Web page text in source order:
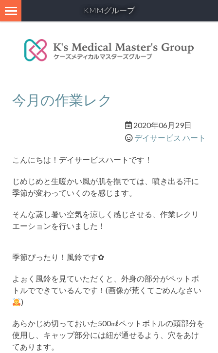
KMMグループ
今月の作業レク
2020年06月29日
デイサービス ハート
こんにちは！デイサービスハートです！
じめじめと生暖かい風が肌を撫でては、噴き出る汗に
季節が変わっていくのを感じます。
そんな蒸し暑い空気を涼しく感じさせる、作業レクリ
エーションを行いました！
季節ぴったり！風鈴です✿
よぉく風鈴を見ていただくと、外身の部分がペットボ
トルでできているんです！(画像が荒くてごめんなさい
)
あらかじめ切っておいた500㎖ペットボトルの頭部分を
使用し、キャップ部分には紐が通せるよう、穴をあけ
てあります。